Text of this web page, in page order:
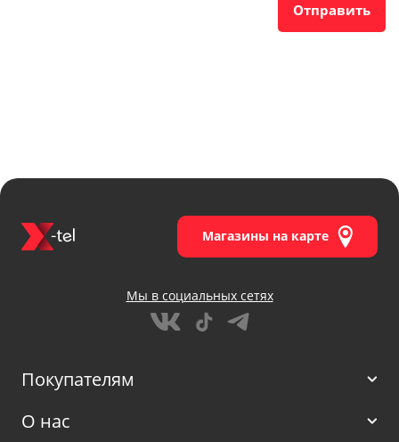
Отправить
Магазины на карте
Покупателям
О нас
Мы в социальных сетях